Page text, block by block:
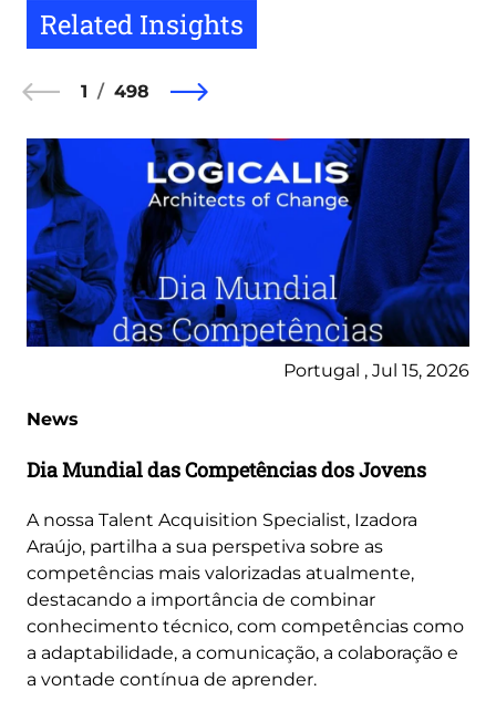
Related Insights
1 498
Portugal , Jul 15, 2026
News
Dia Mundial das Competências dos Jovens
A nossa Talent Acquisition Specialist, Izadora
Araújo, partilha a sua perspetiva sobre as
competências mais valorizadas atualmente,
destacando a importância de combinar
conhecimento técnico, com competências como
a adaptabilidade, a comunicação, a colaboração e
a vontade contínua de aprender.